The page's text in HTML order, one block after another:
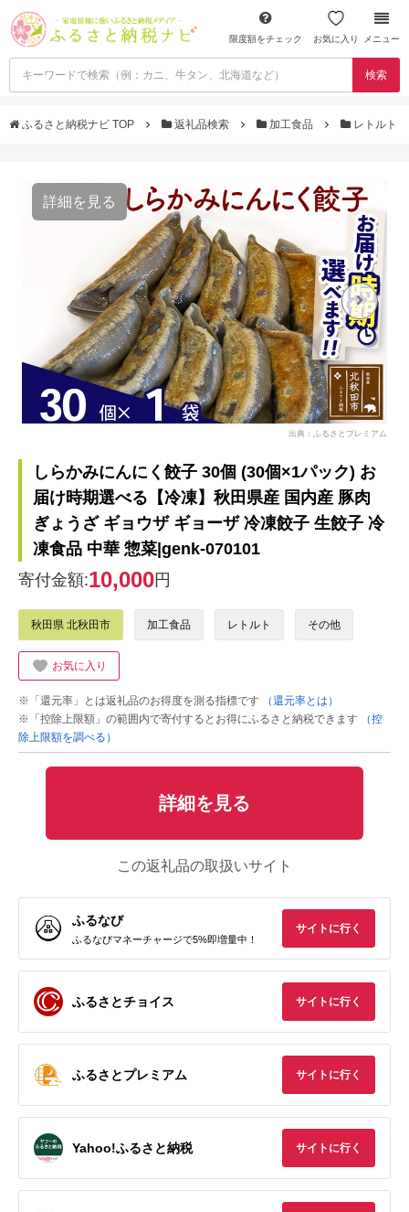
限度額をチェック お気に入り メニュー
検索
ふるさと納税ナビ TOP 返礼品検索 加工食品 レトルト
詳細を見る
出典：ふるさとプレミアム
しらかみにんにく餃子 30個 (30個×1パック) お
届け時期選べる【冷凍】秋田県産 国内産 豚肉
ぎょうざ ギョウザ ギョーザ 冷凍餃子 生餃子 冷
凍食品 中華 惣菜|genk-070101
寄付金額:10,000円
秋田県 北秋田市 加工食品 レトルト その他
お気に入り
※「還元率」とは返礼品のお得度を測る指標です
（還元率とは）
※「控除上限額」の範囲内で寄付するとお得にふるさと納税できます
（控
除上限額を調べる）
詳細を見る
この返礼品の取扱いサイト
ふるなび
ふるなびマネーチャージで5%即増量中！
サイトに行く
ふるさとチョイス サイトに行く
ふるさとプレミアム サイトに行く
Yahoo!ふるさと納税 サイトに行く